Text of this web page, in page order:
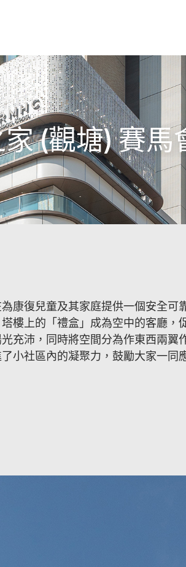
(觀塘) 賽馬
康復兒童及其家庭提供一個安全可
塔樓上的「禮盒」成為空中的客廳
光充沛，同時將空間分為作東西兩
小社區內的凝聚力，鼓勵大家一同